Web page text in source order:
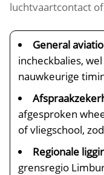
luchtvaartcontact of
General
incheckbalies,
nauwkeurige
afgesproken
of vliegschool,
Regionale
grensregio